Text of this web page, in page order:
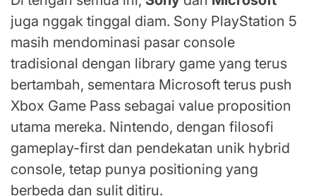
juga nggak tinggal diam. Sony PlayStation 5
masih mendominasi pasar console
tradisional dengan library game yang terus
bertambah, sementara Microsoft terus push
Xbox Game Pass sebagai value proposition
utama mereka. Nintendo, dengan filosofi
gameplay-first dan pendekatan unik hybrid
console, tetap punya positioning yang
berbeda dan sulit ditiru.